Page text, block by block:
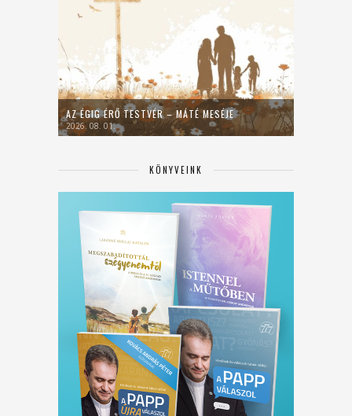
AZ ÉGIG ÉRŐ TESTVÉR – MÁTÉ MESÉJE
2026. 08. 01.
KÖNYVEINK